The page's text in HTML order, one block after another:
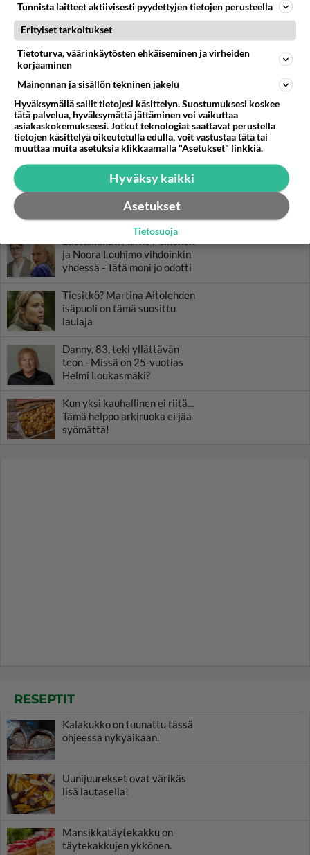
LUETUIMMAT
Muistatko? Kädestä suuhun
elävä Satu sai jättimäisen
rahasalkun Henry-
Luetuimmat: Aarne Pelkonen
ja Noora Louhimo vihdoinkin
yhdessä - Tätä moni jo odotti
Tiesitkö? Martina Aitolehden
isäpuoli on tämä suosittu
laulaja
Danny, 83, teki yllättävän
teon - Missä on 25-vuotias
Helmi Loukasmäki?
Kun yksi kauhallinen ei riitä...
Tämä helppo arkiruoka ei jää
syömättä!
RESEPTIT
Kalakukko on tuunattu tässä
ohjeessa nykyaikaan.
Uunijuurekset ovat värikäs
lisä lautasella!
Mansikkatäytekakku on
täytekakkujen ykkönen.
Tunnista laitteet aktiivisesti pyydettyjen tietojen perusteella
Erityiset tarkoitukset
Tietoturva, väärinkäytösten ehkäiseminen ja virheiden
korjaaminen
Mainonnan ja sisällön tekninen jakelu
Hyväksymällä sallit tietojesi käsittelyn. Suostumuksesi koskee
tätä palvelua, hyväksymättä jättäminen voi vaikuttaa
asiakaskokemukseesi. Jotkut teknologiat saattavat perustella
tietojen käsittelyä oikeutetulla edulla, voit vastustaa tätä tai
muuttaa muita asetuksia klikkaamalla "Asetukset" linkkiä.
Hyväksy kaikki
Asetukset
Tietosuoja